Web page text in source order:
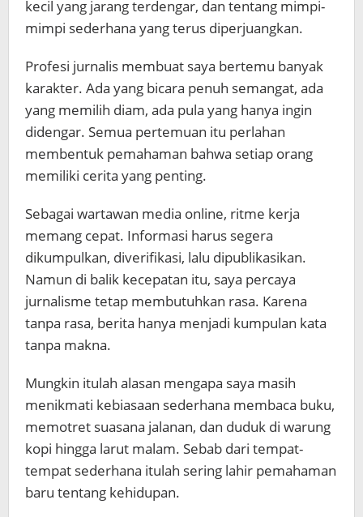
kecil yang jarang terdengar, dan tentang mimpi-
mimpi sederhana yang terus diperjuangkan.
Profesi jurnalis membuat saya bertemu banyak
karakter. Ada yang bicara penuh semangat, ada
yang memilih diam, ada pula yang hanya ingin
didengar. Semua pertemuan itu perlahan
membentuk pemahaman bahwa setiap orang
memiliki cerita yang penting.
Sebagai wartawan media online, ritme kerja
memang cepat. Informasi harus segera
dikumpulkan, diverifikasi, lalu dipublikasikan.
Namun di balik kecepatan itu, saya percaya
jurnalisme tetap membutuhkan rasa. Karena
tanpa rasa, berita hanya menjadi kumpulan kata
tanpa makna.
Mungkin itulah alasan mengapa saya masih
menikmati kebiasaan sederhana membaca buku,
memotret suasana jalanan, dan duduk di warung
kopi hingga larut malam. Sebab dari tempat-
tempat sederhana itulah sering lahir pemahaman
baru tentang kehidupan.